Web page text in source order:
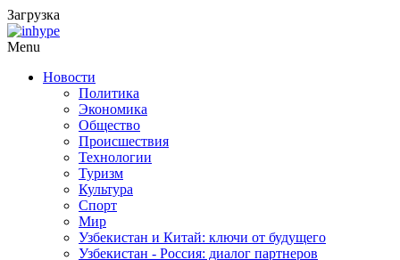
Загрузка
Menu
Новости
Политика
Экономика
Общество
Происшествия
Технологии
Туризм
Культура
Спорт
Мир
Узбекистан и Китай: ключи от будущего
Узбекистан - Россия: диалог партнеров